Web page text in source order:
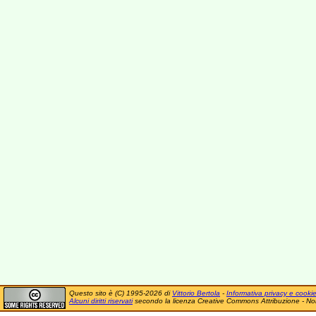
Questo sito è (C) 1995-2026 di Vittorio Bertola - Informativa privacy e cookie
Alcuni diritti riservatisecondo la licenza Creative Commons Attribuzione -